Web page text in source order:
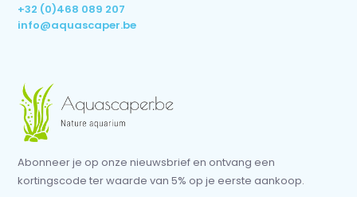
+32 (0)468 089 207
info@aquascaper.be
Abonneer je op onze nieuwsbrief en ontvang een
kortingscode ter waarde van 5% op je eerste aankoop.